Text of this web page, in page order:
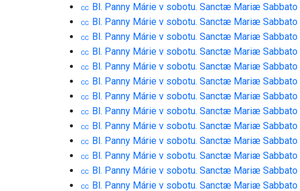
㏄ Bl. Panny Márie v sobotu. Sanctæ Mariæ Sabbato
㏄ Bl. Panny Márie v sobotu. Sanctæ Mariæ Sabbato
㏄ Bl. Panny Márie v sobotu. Sanctæ Mariæ Sabbato
㏄ Bl. Panny Márie v sobotu. Sanctæ Mariæ Sabbato
㏄ Bl. Panny Márie v sobotu. Sanctæ Mariæ Sabbato
㏄ Bl. Panny Márie v sobotu. Sanctæ Mariæ Sabbato
㏄ Bl. Panny Márie v sobotu. Sanctæ Mariæ Sabbato
㏄ Bl. Panny Márie v sobotu. Sanctæ Mariæ Sabbato
㏄ Bl. Panny Márie v sobotu. Sanctæ Mariæ Sabbato
㏄ Bl. Panny Márie v sobotu. Sanctæ Mariæ Sabbato
㏄ Bl. Panny Márie v sobotu. Sanctæ Mariæ Sabbato
㏄ Bl. Panny Márie v sobotu. Sanctæ Mariæ Sabbato
㏄ Bl. Panny Márie v sobotu. Sanctæ Mariæ Sabbato